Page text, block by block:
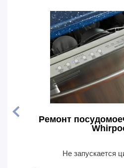
Ремонт
Не запускается